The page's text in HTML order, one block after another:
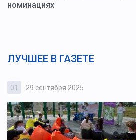
номинациях
ЛУЧШЕЕ В ГАЗЕТЕ
01 29 сентября 2025